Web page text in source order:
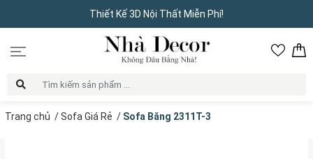
Thiết Kế 3D Nội Thất Miễn Phí!
Trang chủ /Sofa Giá Rẻ / Sofa Băng 2311T-3